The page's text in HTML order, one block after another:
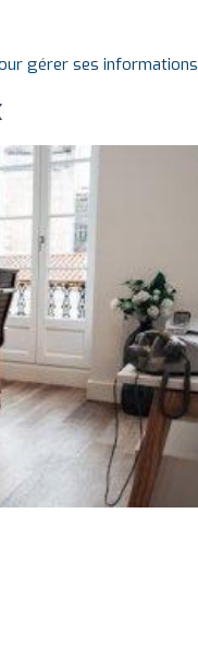
gérer ses informations